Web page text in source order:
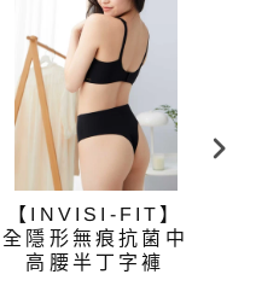
【INVISI-FIT】
全隱形無痕抗菌中
高腰半丁字褲